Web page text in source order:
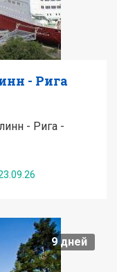
- Рига
- Рига -
9дней